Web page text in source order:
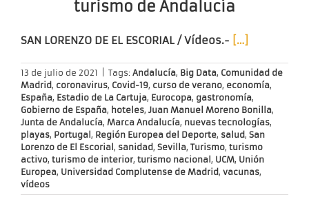
turismo de Andalucía
SAN LORENZO DE EL ESCORIAL / Vídeos.- […]
13 de julio de 2021 Tags: Andalucía, Big Data, Comunidad de
Madrid, coronavirus, Covid-19, curso de verano, economía,
España, Estadio de La Cartuja, Eurocopa, gastronomía,
Gobierno de España, hoteles, Juan Manuel Moreno Bonilla,
Junta de Andalucía, Marca Andalucía, nuevas tecnologías,
playas, Portugal, Región Europea del Deporte, salud, San
Lorenzo de El Escorial, sanidad, Sevilla, Turismo, turismo
activo, turismo de interior, turismo nacional, UCM, Unión
Europea, Universidad Complutense de Madrid, vacunas,
vídeos